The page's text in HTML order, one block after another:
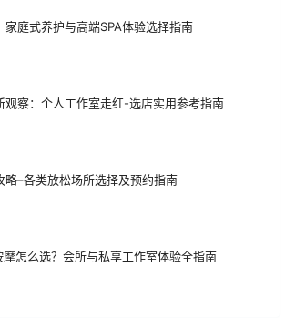
家庭式养护与高端SPA体验选择指南
观察：个人工作室走红-选店实用参考指南
略–各类放松场所选择及预约指南
摩怎么选？会所与私享工作室体验全指南